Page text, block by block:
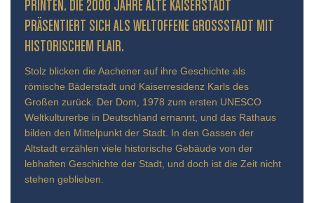
INTEN. DIE 2000 JAHRE ALTE KAISERSTADT PR
ÄSENTIERT SICH ALS WELTOFFENE GROSSSTADT MIT HIS
TORISCHEM FLAIR.
Stolz blicken die Aachener auf ihre Geschichte als
römische Bäderstadt und Kaiserresidenz Karls des
Großen zurück. Der Dom, 1978 zum ersten UNESCO
Weltkulturerbe in Deutschland ernannt, und das Rathaus
bilden den Mittelpunkt der Stadt. In den Gassen der
Altstadt erzählen viele historische Gebäude von der
lebhaften Geschichte der Stadt, und doch ist die Zeit nicht
stehen geblieben.